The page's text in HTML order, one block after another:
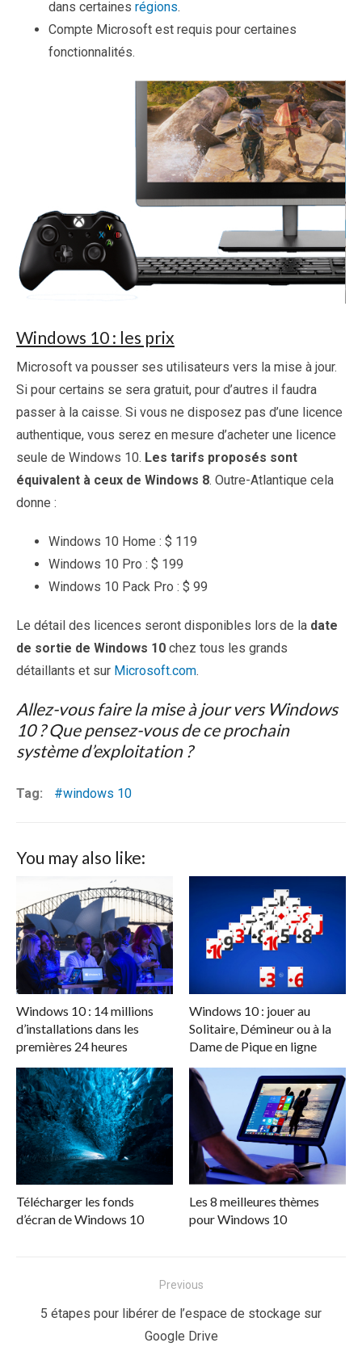
dans certaines régions.
Compte Microsoft est requis pour certaines
fonctionnalités.
Windows 10 : les prix
Microsoft va pousser ses utilisateurs vers la mise à jour.
Si pour certains se sera gratuit, pour d’autres il faudra
passer à la caisse. Si vous ne disposez pas d’une licence
authentique, vous serez en mesure d’acheter une licence
seule de Windows 10. Les tarifs proposés sont
équivalent à ceux de Windows 8. Outre-Atlantique cela
donne :
Windows 10 Home : $ 119
Windows 10 Pro : $ 199
Windows 10 Pack Pro : $ 99
Le détail des licences seront disponibles lors de la date
de sortie de Windows 10 chez tous les grands
détaillants et sur Microsoft.com.
Allez-vous faire la mise à jour vers Windows
10 ? Que pensez-vous de ce prochain
système d’exploitation ?
Tag: windows 10
You may also like:
Windows 10 : 14 millions
d’installations dans les
premières 24 heures
Windows 10 : jouer au
Solitaire, Démineur ou à la
Dame de Pique en ligne
Télécharger les fonds
d’écran de Windows 10
Les 8 meilleures thèmes
pour Windows 10
Previous
Previous
5 étapes pour libérer de l’espace de stockage sur
Google Drive